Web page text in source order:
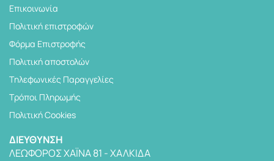
Επικοινωνία
Πολιτική επιστροφών
Φόρμα Επιστροφής
Πολιτική αποστολών
Tηλεφωνικές Παραγγελίες
Τρόποι Πληρωμής
Πολιτική Cookies
ΔΙΕΎΘΥΝΣΗ
ΛΕΩΦΌΡΟΣ ΧΑΪΝΆ 81 - ΧΑΛΚΊΔΑ